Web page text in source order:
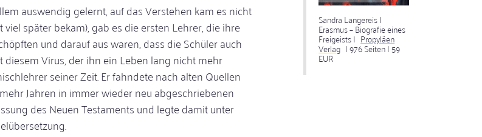
Sandra Langereis |
Erasmus – Biografie eines
Freigeists | Propyläen
Verlag | 976 Seiten | 59
EUR
auswendig gelernt, auf das Verstehen kam es nicht
später bekam), gab es die ersten Lehrer, die ihre
und darauf aus waren, dass die Schüler auch
Virus, der ihn ein Leben lang nicht mehr
seiner Zeit. Er fahndete nach alten Quellen
Jahren in immer wieder neu abgeschriebenen
des Neuen Testaments und legte damit unter